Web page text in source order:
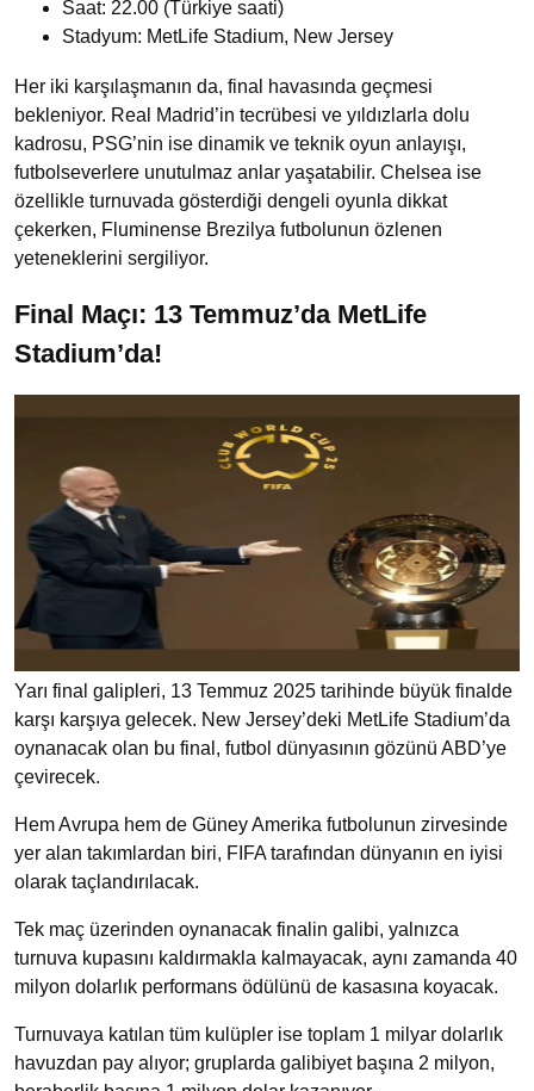
Saat: 22.00 (Türkiye saati)
Stadyum: MetLife Stadium, New Jersey
Her iki karşılaşmanın da, final havasında geçmesi
bekleniyor. Real Madrid’in tecrübesi ve yıldızlarla dolu
kadrosu, PSG’nin ise dinamik ve teknik oyun anlayışı,
futbolseverlere unutulmaz anlar yaşatabilir. Chelsea ise
özellikle turnuvada gösterdiği dengeli oyunla dikkat
çekerken, Fluminense Brezilya futbolunun özlenen
yeteneklerini sergiliyor.
Final Maçı: 13 Temmuz’da MetLife
Stadium’da!
Yarı final galipleri, 13 Temmuz 2025 tarihinde büyük finalde
karşı karşıya gelecek. New Jersey’deki MetLife Stadium’da
oynanacak olan bu final, futbol dünyasının gözünü ABD’ye
çevirecek.
Hem Avrupa hem de Güney Amerika futbolunun zirvesinde
yer alan takımlardan biri, FIFA tarafından dünyanın en iyisi
olarak taçlandırılacak.
Tek maç üzerinden oynanacak finalin galibi, yalnızca
turnuva kupasını kaldırmakla kalmayacak, aynı zamanda 40
milyon dolarlık performans ödülünü de kasasına koyacak.
Turnuvaya katılan tüm kulüpler ise toplam 1 milyar dolarlık
havuzdan pay alıyor; gruplarda galibiyet başına 2 milyon,